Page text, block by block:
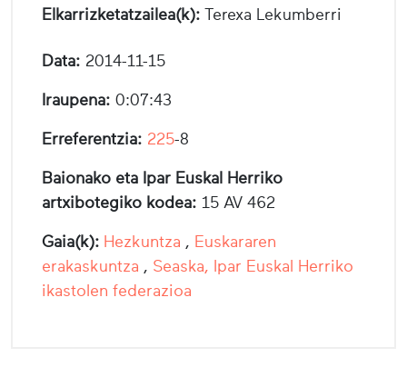
Elkarrizketatzailea(k): Terexa Lekumberri
Data: 2014-11-15
Iraupena: 0:07:43
Erreferentzia: 225-8
Baionako eta Ipar Euskal Herriko
artxibotegiko kodea: 15 AV 462
Gaia(k): Hezkuntza , Euskararen
erakaskuntza , Seaska, Ipar Euskal Herriko
ikastolen federazioa